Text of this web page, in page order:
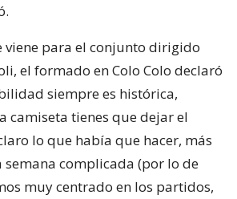
viene para el conjunto dirigido
el formado en Colo Colo declaró
siempre es histórica,
camiseta tienes que dejar el
lo que había que hacer, más
semana complicada (por lo de
muy centrado en los partidos,